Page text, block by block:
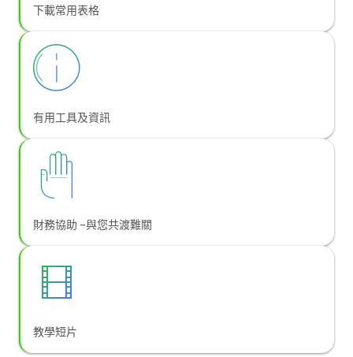
下載常用表格
有用工具及資訊
財務協助 –與您共渡難關
教學短片